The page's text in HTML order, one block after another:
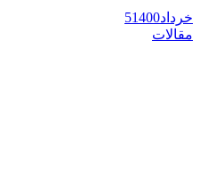
خرداد 51400
مقالات